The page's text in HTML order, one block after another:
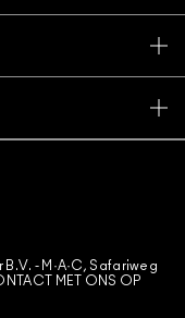
- M·A·C, Safariweg
MET ONS OP